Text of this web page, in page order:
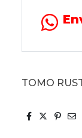
TOMO